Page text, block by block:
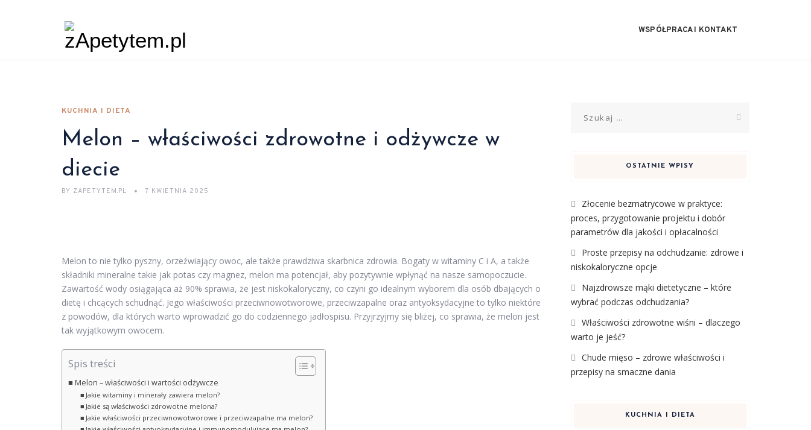
WSPÓŁPRACA I KONTAKT
KUCHNIA I DIETA
Melon – właściwości zdrowotne i odżywcze w
diecie
BY ZAPETYTEM.PL 7 KWIETNIA 2025
Melon to nie tylko pyszny, orzeźwiający owoc, ale także prawdziwa skarbnica zdrowia. Bogaty w witaminy C i A, a także
składniki mineralne takie jak potas czy magnez, melon ma potencjał, aby pozytywnie wpłynąć na nasze samopoczucie.
Zawartość wody osiągająca aż 90% sprawia, że jest niskokaloryczny, co czyni go idealnym wyborem dla osób dbających o
dietę i chcących schudnąć. Jego właściwości przeciwnowotworowe, przeciwzapalne oraz antyoksydacyjne to tylko niektóre
z powodów, dla których warto wprowadzić go do codziennego jadłospisu. Przyjrzyjmy się bliżej, co sprawia, że melon jest
tak wyjątkowym owocem.
Spis treści
Melon – właściwości i wartości odżywcze
Jakie witaminy i minerały zawiera melon?
Jakie są właściwości zdrowotne melona?
Jakie właściwości przeciwnowotworowe i przeciwzapalne ma melon?
OSTATNIE WPISY
Złocenie bezmatrycowe w praktyce:
proces, przygotowanie projektu i dobór
parametrów dla jakości i opłacalności
Proste przepisy na odchudzanie: zdrowe i
niskokaloryczne opcje
Najzdrowsze mąki dietetyczne – które
wybrać podczas odchudzania?
Właściwości zdrowotne wiśni – dlaczego
warto je jeść?
Chude mięso – zdrowe właściwości i
przepisy na smaczne dania
KUCHNIA I DIETA